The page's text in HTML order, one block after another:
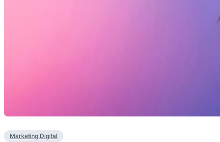
Marketing Digital